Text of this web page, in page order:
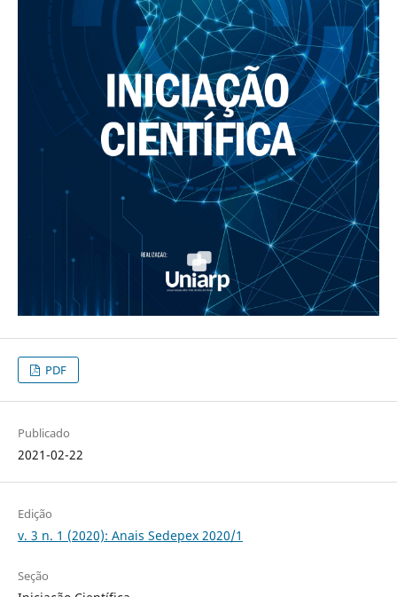
PDF
Publicado
2021-02-22
Edição
v. 3 n. 1 (2020): Anais Sedepex 2020/1
Seção